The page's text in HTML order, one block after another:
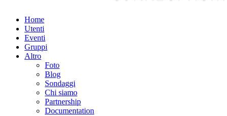
Home
Utenti
Eventi
Gruppi
Altro
Foto
Blog
Sondaggi
Chi siamo
Partnership
Documentation